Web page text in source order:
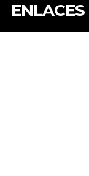
ENLACES